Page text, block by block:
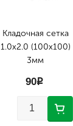
Кладочная сетка
1.0х2.0 (100х100)
3мм
90p